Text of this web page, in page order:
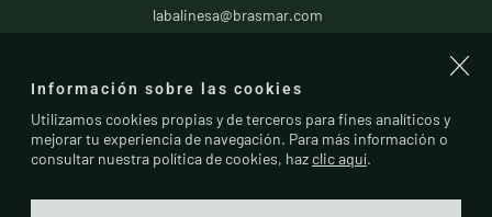
labalinesa@brasmar.com
León (España)
Información sobre las cookies
Utilizamos cookies propias y de terceros para fines analíticos y
mejorar tu experiencia de navegación. Para más información o
consultar nuestra política de cookies, haz clic aquí.